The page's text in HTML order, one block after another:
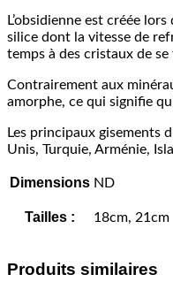
L’obsidienne est créée
silice dont la vitesse de
temps à des cristaux de se
Contrairement aux
amorphe, ce qui signifie
Les principaux gisements
Unis, Turquie, Arménie,
Dimensions ND
Tailles : 18cm, 21cm
Produits similaires